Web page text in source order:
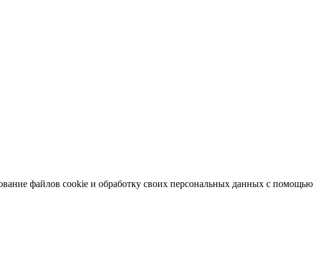
файлов cookie и обработку своих персональных данных с помощью